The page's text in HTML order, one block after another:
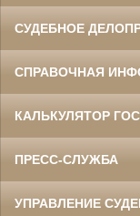
СУДЕБНОЕ
СПРАВОЧНАЯ
КАЛЬКУЛЯТОР
ПРЕСС-СЛУЖБА
УПРАВЛЕНИЕ